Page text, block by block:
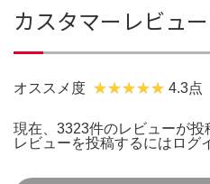
カスタマーレビュー
オススメ度 4.3点
現在、3323件のレビューが投
レビューを投稿するには ログ